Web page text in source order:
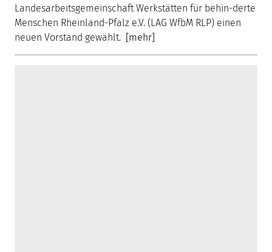
Landesarbeitsgemeinschaft Werkstätten für behin-derte
Menschen Rheinland-Pfalz e.V. (LAG WfbM RLP) einen
neuen Vorstand gewählt. [mehr]